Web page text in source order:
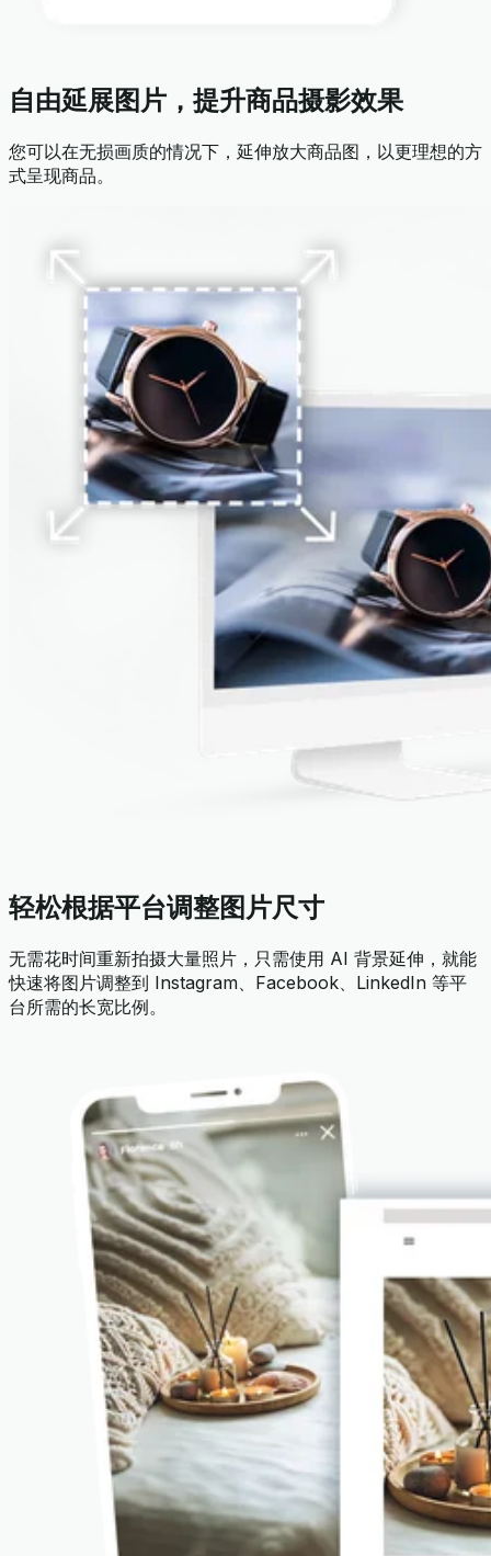
自由延展图片，提升商品摄影效果
您可以在无损画质的情况下，延伸放大商品图，以更理想的方
式呈现商品。
轻松根据平台调整图片尺寸
无需花时间重新拍摄大量照片，只需使用 AI 背景延伸，就能
快速将图片调整到 Instagram、Facebook、LinkedIn 等平
台所需的长宽比例。